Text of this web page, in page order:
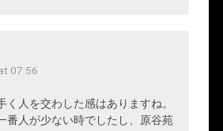
07:56
く人を交わした感はありますね。
番人が少ない時でしたし、原谷苑